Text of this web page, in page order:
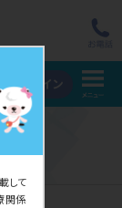
して
関係
の人に
ログイン